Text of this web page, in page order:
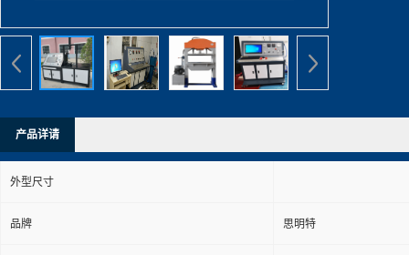
产品详请
外型尺寸
品牌 思明特